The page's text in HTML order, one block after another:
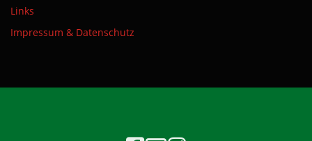
Links
Impressum & Datenschutz